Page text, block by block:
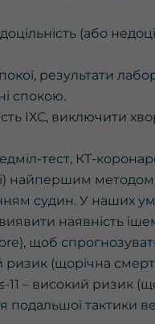
(або
результати
спокою.
ІХС, виключити
тест, КТ-
найпершим методом
судин. У наших
наявність
щоб
(щорічна
11 – високий ризик
подальшої тактики